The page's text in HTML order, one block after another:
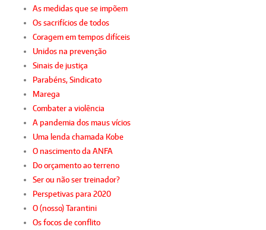
As medidas que se impõem
Os sacrifícios de todos
Coragem em tempos difíceis
Unidos na prevenção
Sinais de justiça
Parabéns, Sindicato
Marega
Combater a violência
A pandemia dos maus vícios
Uma lenda chamada Kobe
O nascimento da ANFA
Do orçamento ao terreno
Ser ou não ser treinador?
Perspetivas para 2020
O (nosso) Tarantini
Os focos de conflito